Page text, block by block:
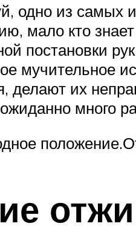
одно из самых
мало кто
постановки
мучительное
делают их
много